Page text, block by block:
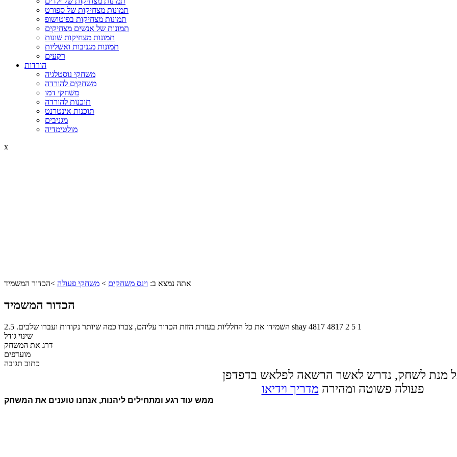
תמונות מצחיקות של ספורט
תמונות מצחיקות בפוטושופ
תמונות של אנשים מצחיקים
תמונות מצחיקות שונות
תמונות מגניבות ואשליות
רקעים
הורדות
משחקי נוסטלגיה
משחקים להורדה
משחקי דמו
תוכנות להורדה
תוכנות אינטרנט
מגניבים
מולטימדיה
x
אתה נמצא ב: וינס משחקים > משחקי פעולה >הכדור המשמיד
הכדור המשמיד
השמידו את כל החלליות בעזרת הזזת הכדור עליהם, צברו כמה שיותר נקודות ועברו שלבים. 2.5 shay 4817 4817 2 5 1
שינוי גודל
דרג את המשחק
מועדפים
כתוב תגובה
מנת לשחק, נדרש לאשר הרשאה לפלאש בדפדפן
פעולה פשוטה ומהירה מדריך וידיאו
ממש עוד רגע ומתחילים ליהנות, אנחנו טוענים את המשחק